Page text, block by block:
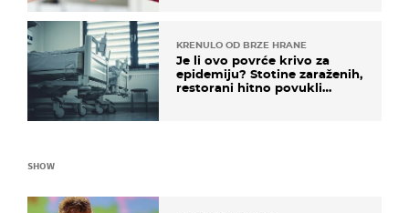
KRENULO OD BRZE HRANE
Je li ovo povrće krivo za
epidemiju? Stotine zaraženih,
restorani hitno povukli
SHOW